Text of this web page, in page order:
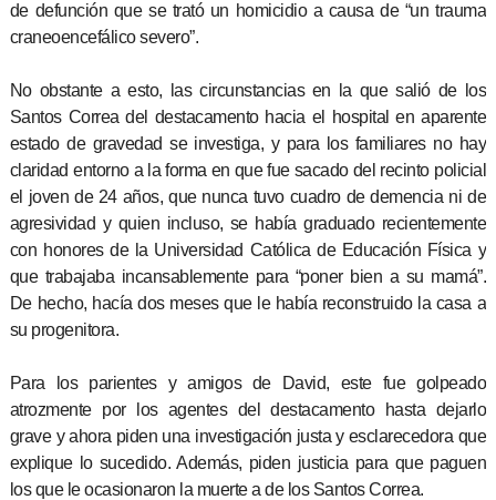
de defunción que se trató un homicidio a causa de “un trauma
craneoencefálico severo”.
No obstante a esto, las circunstancias en la que salió de los
Santos Correa del destacamento hacia el hospital en aparente
estado de gravedad se investiga, y para los familiares no hay
claridad entorno a la forma en que fue sacado del recinto policial
el joven de 24 años, que nunca tuvo cuadro de demencia ni de
agresividad y quien incluso, se había graduado recientemente
con honores de la Universidad Católica de Educación Física y
que trabajaba incansablemente para “poner bien a su mamá”.
De hecho, hacía dos meses que le había reconstruido la casa a
su progenitora.
Para los parientes y amigos de David, este fue golpeado
atrozmente por los agentes del destacamento hasta dejarlo
grave y ahora piden una investigación justa y esclarecedora que
explique lo sucedido. Además, piden justicia para que paguen
los que le ocasionaron la muerte a de los Santos Correa.